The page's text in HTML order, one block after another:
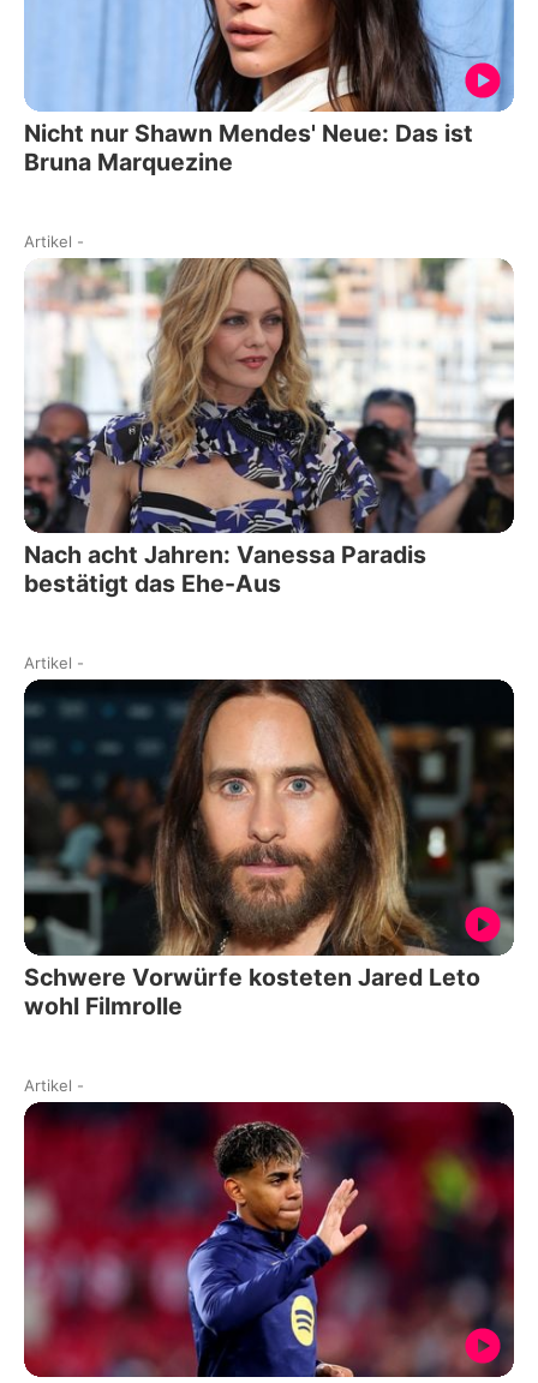
Nicht nur Shawn Mendes' Neue: Das ist
Bruna Marquezine
Artikel -
Nach acht Jahren: Vanessa Paradis
bestätigt das Ehe-Aus
Artikel -
Schwere Vorwürfe kosteten Jared Leto
wohl Filmrolle
Artikel -